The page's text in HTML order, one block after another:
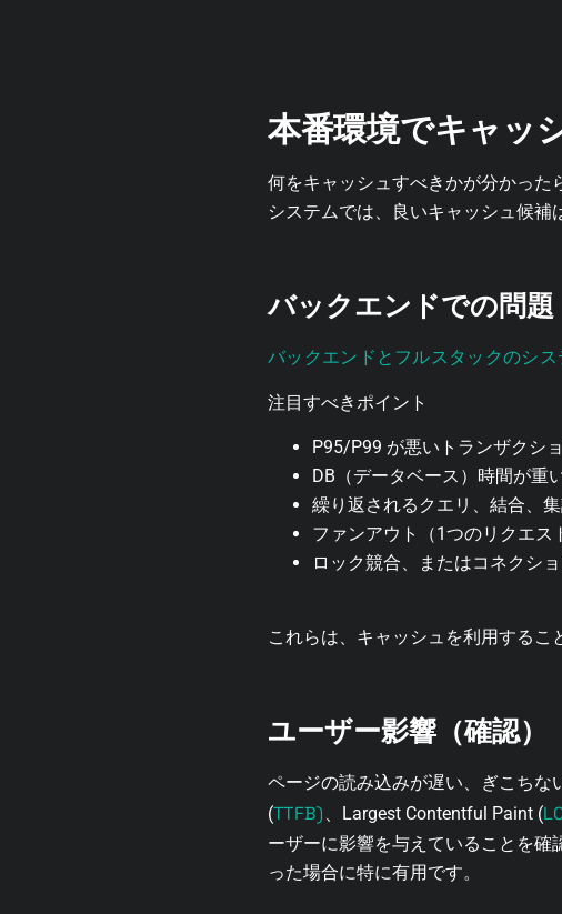
本番環境でキャッ
何をキャッシュすべきかが分かっ
システムでは、良いキャッシュ候補
バックエンドでの問題
バックエンドとフルスタックのシス
注目すべきポイント
P95/P99 が悪いトランザクシ
DB（データベース）時間が重
繰り返されるクエリ、結合、
ファンアウト（1つのリクエス
ロック競合、またはコネクシ
これらは、キャッシュを利用するこ
ユーザー影響（確認）
ページの読み込みが遅い、ぎこちな
(TTFB) 、Largest Contentful Paint (
ーザーに影響を与えていることを
った場合に特に有用です。